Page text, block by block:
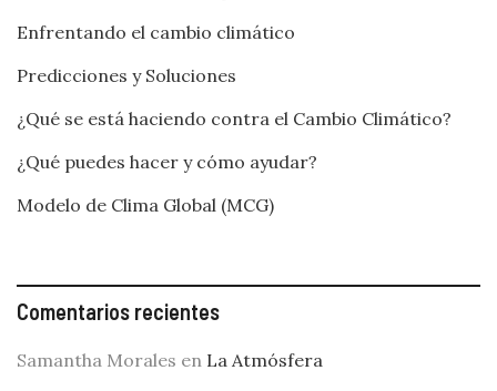
Enfrentando el cambio climático
Predicciones y Soluciones
¿Qué se está haciendo contra el Cambio Climático?
¿Qué puedes hacer y cómo ayudar?
Modelo de Clima Global (MCG)
Comentarios recientes
Samantha Morales en La Atmósfera